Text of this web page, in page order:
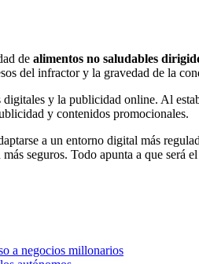
de alimentos no saludables
del infractor y la gravedad de la
y la publicidad online. Al
y contenidos promocionales.
a un entorno digital más
seguros. Todo apunta a que
a negocios millonarios